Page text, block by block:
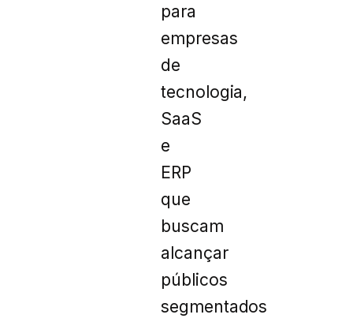
para
empresas
de
tecnologia,
SaaS
e
ERP
que
buscam
alcançar
públicos
segmentados